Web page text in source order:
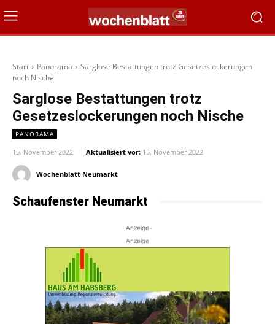
Start Panorama
Sarglose Bestattungen trotz Gesetzeslockerungen
noch Nische
Sarglose Bestattungen trotz
Gesetzeslockerungen noch Nische
PANORAMA
15. November 2022 Aktualisiert vor: 15. November 2022
Wochenblatt Neumarkt
Schaufenster Neumarkt
-Anzeige-
Anzeige